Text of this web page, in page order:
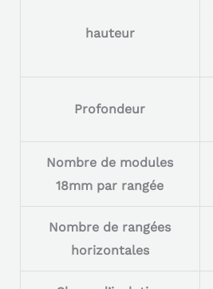
hauteur
Profondeur
Nombre de modules
18mm par rangée
Nombre de rangées
horizontales